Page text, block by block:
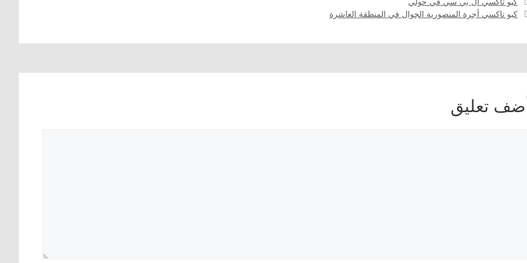
كيو تاكسي أجرة المنصورية الجوال في المنطقة العاشرة
تعليق